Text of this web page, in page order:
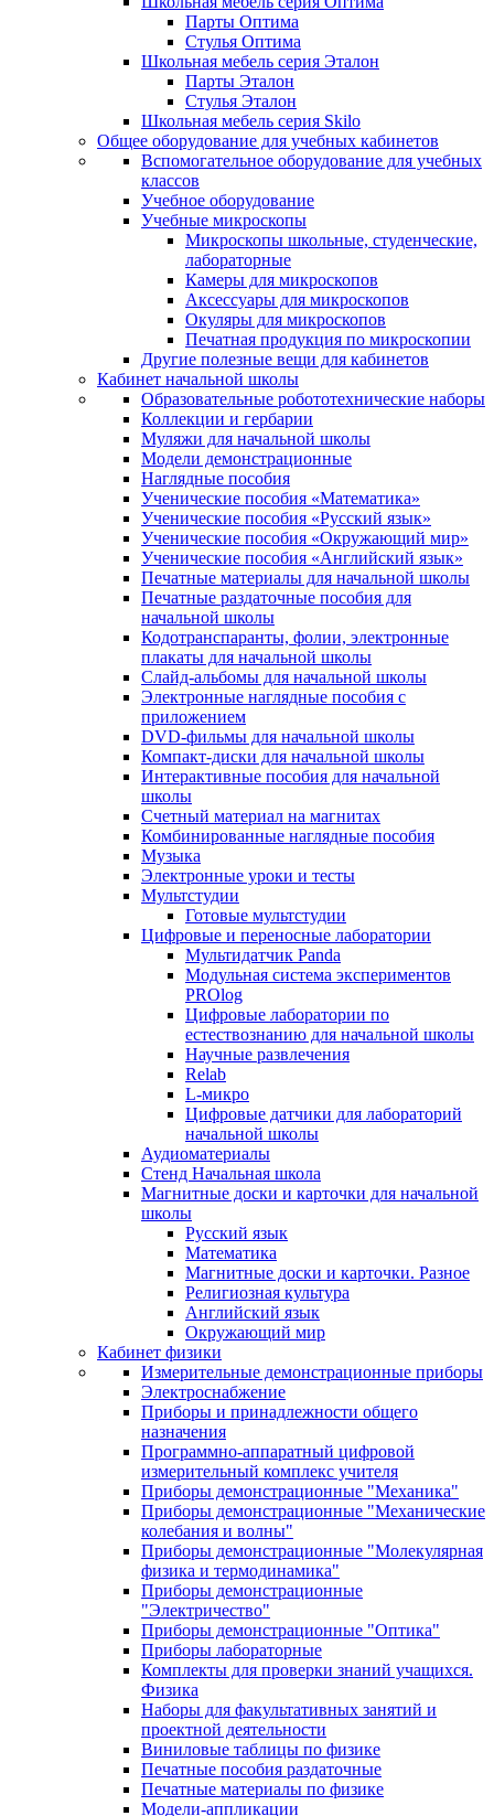
Парты Оптима
Стулья Оптима
Школьная мебель серия Эталон
Парты Эталон
Стулья Эталон
Школьная мебель серия Skilo
Общее оборудование для учебных кабинетов
Вспомогательное оборудование для учебных
классов
Учебное оборудование
Учебные микроскопы
Микроскопы школьные, студенческие,
лабораторные
Камеры для микроскопов
Аксессуары для микроскопов
Окуляры для микроскопов
Печатная продукция по микроскопии
Другие полезные вещи для кабинетов
Кабинет начальной школы
Образовательные робототехнические наборы
Коллекции и гербарии
Муляжи для начальной школы
Модели демонстрационные
Наглядные пособия
Ученические пособия «Математика»
Ученические пособия «Русский язык»
Ученические пособия «Окружающий мир»
Ученические пособия «Английский язык»
Печатные материалы для начальной школы
Печатные раздаточные пособия для
начальной школы
Кодотранспаранты, фолии, электронные
плакаты для начальной школы
Слайд-альбомы для начальной школы
Электронные наглядные пособия с
приложением
DVD-фильмы для начальной школы
Компакт-диски для начальной школы
Интерактивные пособия для начальной
школы
Счетный материал на магнитах
Комбинированные наглядные пособия
Музыка
Электронные уроки и тесты
Мультстудии
Готовые мультстудии
Цифровые и переносные лаборатории
Мультидатчик Panda
Модульная система экспериментов
PROlog
Цифровые лаборатории по
естествознанию для начальной школы
Научные развлечения
Relab
L-микро
Цифровые датчики для лабораторий
начальной школы
Аудиоматериалы
Стенд Начальная школа
Магнитные доски и карточки для начальной
школы
Русский язык
Математика
Магнитные доски и карточки. Разное
Религиозная культура
Английский язык
Окружающий мир
Кабинет физики
Измерительные демонстрационные приборы
Электроснабжение
Приборы и принадлежности общего
назначения
Программно-аппаратный цифровой
измерительный комплекс учителя
Приборы демонстрационные "Механика"
Приборы демонстрационные "Механические
колебания и волны"
Приборы демонстрационные "Молекулярная
физика и термодинамика"
Приборы демонстрационные
"Электричество"
Приборы демонстрационные "Оптика"
Приборы лабораторные
Комплекты для проверки знаний учащихся.
Физика
Наборы для факультативных занятий и
проектной деятельности
Виниловые таблицы по физике
Печатные пособия раздаточные
Печатные материалы по физике
Модели-аппликации